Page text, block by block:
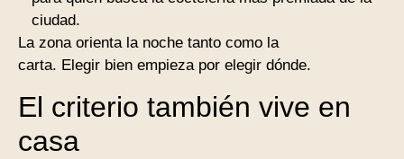
ciudad.
La zona orienta la noche tanto como la
carta. Elegir bien empieza por elegir dónde.
El criterio también vive en
casa